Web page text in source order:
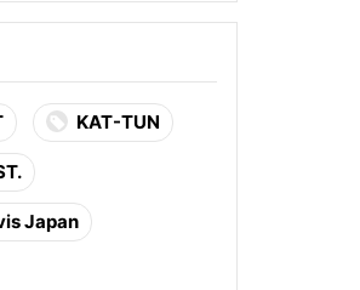
KAT-TUN
Japan